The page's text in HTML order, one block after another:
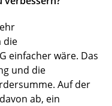
die
einfacher wäre. Das
und die
Auf der
ab, ein